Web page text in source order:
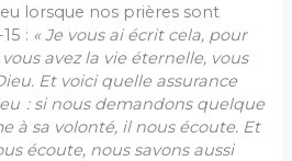
lorsque nos prières sont
: «Je vous ai écrit cela, pour
avez la vie éternelle, vous
Et voici quelle assurance
: si nous demandons quelque
à sa volonté, il nous écoute. Et
écoute, nous savons aussi